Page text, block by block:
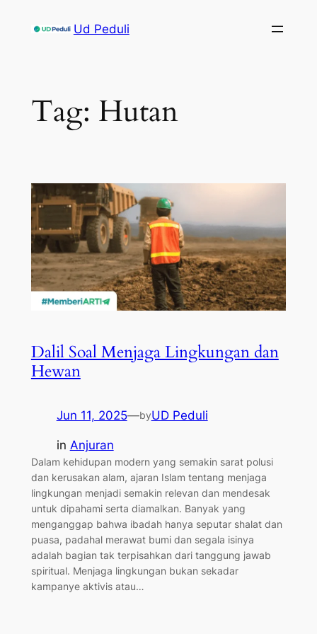
Ud Peduli
Tag: Hutan
Dalil Soal Menjaga Lingkungan dan
Hewan
Jun 11, 2025—byUD Peduli
in Anjuran
Dalam kehidupan modern yang semakin sarat polusi
dan kerusakan alam, ajaran Islam tentang menjaga
lingkungan menjadi semakin relevan dan mendesak
untuk dipahami serta diamalkan. Banyak yang
menganggap bahwa ibadah hanya seputar shalat dan
puasa, padahal merawat bumi dan segala isinya
adalah bagian tak terpisahkan dari tanggung jawab
spiritual. Menjaga lingkungan bukan sekadar
kampanye aktivis atau…